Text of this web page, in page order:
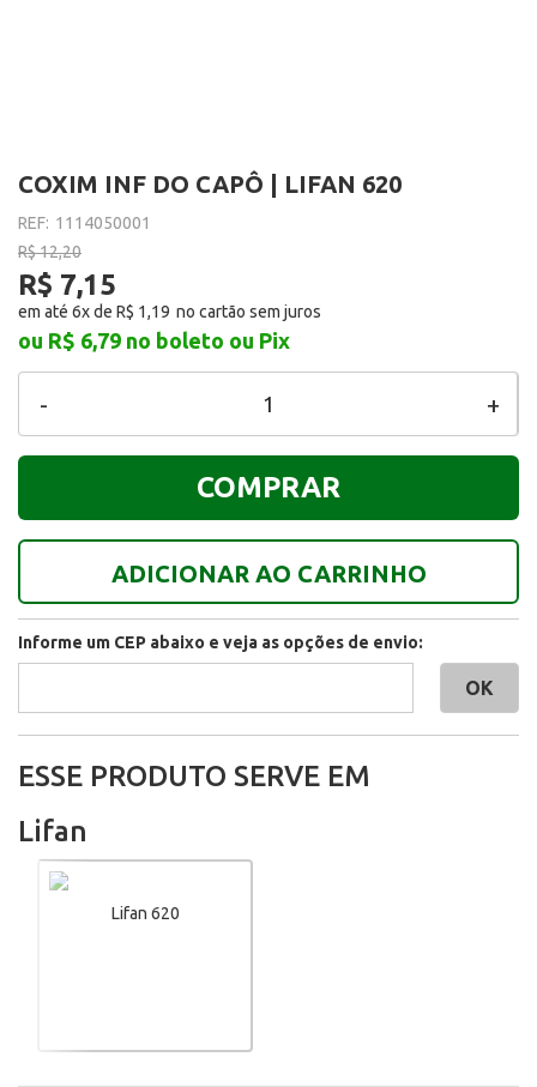
COXIM INF DO CAPÔ | LIFAN 620
REF: 1114050001
R$ 12,20
R$ 7,15
em até 6x de R$ 1,19
ou R$ 6,79 no boleto ou Pix
+
-
ADICIONAR AO CARRINHO
COMPRAR
Informe um CEP abaixo e veja as opções de envio:
ESSE PRODUTO SERVE EM
Lifan
Lifan 620